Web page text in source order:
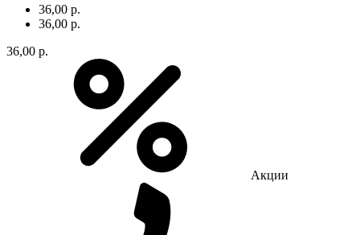
36,00 р.
36,00 р.
36,00 р.
Акции